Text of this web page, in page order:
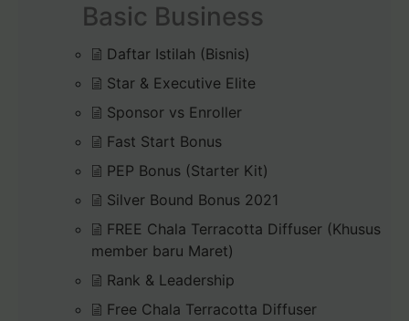
Basic Business
Daftar Istilah (Bisnis)
Star & Executive Elite
Sponsor vs Enroller
Fast Start Bonus
PEP Bonus (Starter Kit)
Silver Bound Bonus 2021
FREE Chala Terracotta Diffuser (Khusus
member baru Maret)
Rank & Leadership
Free Chala Terracotta Diffuser